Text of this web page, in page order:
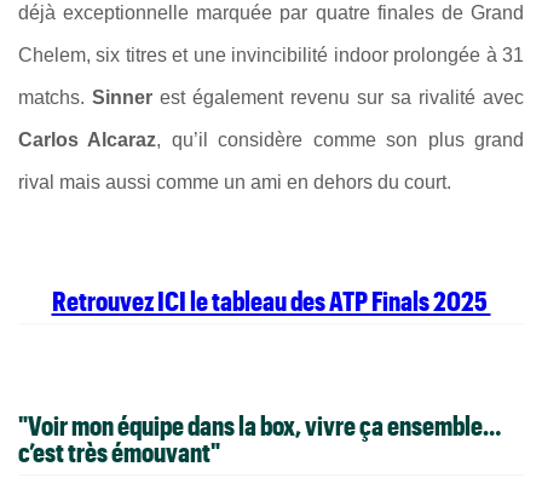
déjà exceptionnelle marquée par quatre finales de Grand
Chelem, six titres et une invincibilité indoor prolongée à 31
matchs. Sinner est également revenu sur sa rivalité avec
Carlos Alcaraz, qu’il considère comme son plus grand
rival mais aussi comme un ami en dehors du court.
Retrouvez ICI le tableau des ATP Finals 2025
"Voir mon équipe dans la box, vivre ça ensemble…
c’est très émouvant"